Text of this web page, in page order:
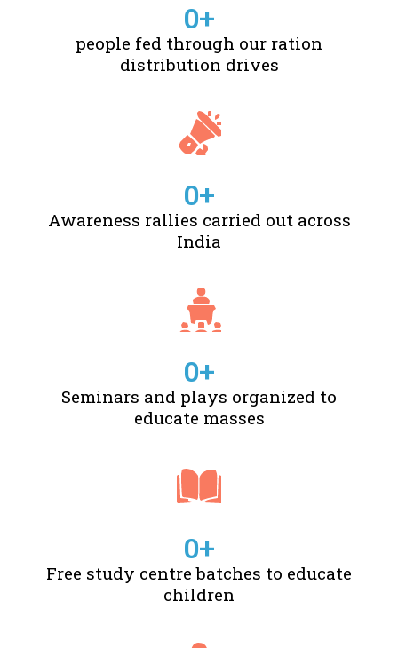
people fed through our ration
distribution drives
0+
Awareness rallies carried out across
India
0+
Seminars and plays organized to
educate masses
0+
Free study centre batches to educate
children
0+